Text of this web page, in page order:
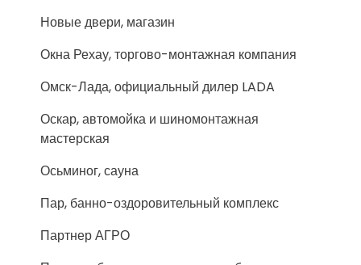
Новые двери, магазин
Окна Рехау, торгово-монтажная компания
Омск-Лада, официальный дилер LADA
Оскар, автомойка и шиномонтажная
мастерская
Осьминог, сауна
Пар, банно-оздоровительный комплекс
Партнер АГРО